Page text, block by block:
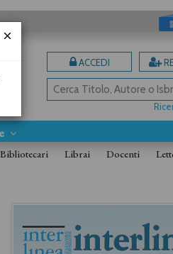
ACCEDI
Bibliotecari Librai Docenti